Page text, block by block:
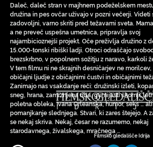
Daleč, daleč stran v majhnem podeželskem
družina in pes ovčar uživajo v pozni večerji. Videti
zadovoljni, varno skriti pred težavami sveta.
a ne preveč uspešna umetnica, pripravlja svoj
najambicioznejši projekt. Oče preživlja družino z
15.000-tonski ribiški ladji. Otroci odraščajo
brezskrbno, v popolnem sožitju z naravo, karkoli
V tem filmu ni ne skrajnih desničarjev ne morilcev,
običajni ljudje z običajnimi čustvi in običajnimi
Zanimajo nas vsakdanje reči: družinski izleti,
sneg, hrana, zamrznjena riba, gumijasti škornji,
poletna obleka, Ivana Orleanska, humor, seks …
pomanjkanje slednjega. Stvari, ki zares štejejo. A
se nekaj skriva. Nekaj, česar ne razumemo, nekaj
starodavnega, živalskega, mračnega …
Filmsko gledališče Idrija